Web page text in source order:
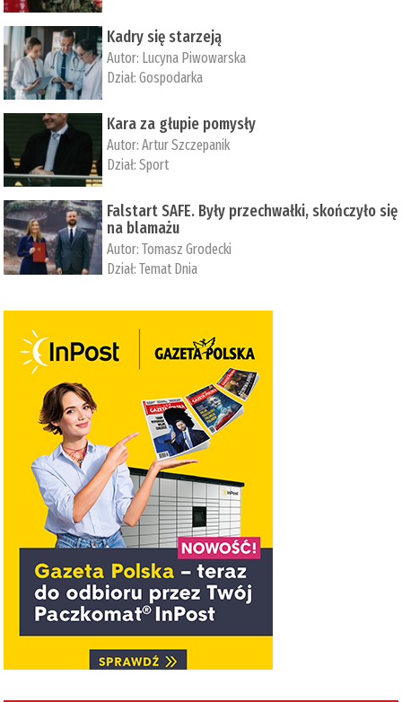
Kadry się starzeją
Autor: Lucyna Piwowarska
Dział:Gospodarka
Kara za głupie pomysły
Autor:Artur Szczepanik
Dział:Sport
Falstart SAFE. Były przechwałki, skończyło się
na blamażu
Autor:Tomasz Grodecki
Dział:Temat Dnia